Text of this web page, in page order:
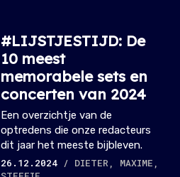
#LIJSTJESTIJD: De
10 meest
memorabele sets en
concerten van 2024
Een overzichtje van de
optredens die onze redacteurs
dit jaar het meeste bijbleven.
26.12.2024 / DIETER, MAXIME,